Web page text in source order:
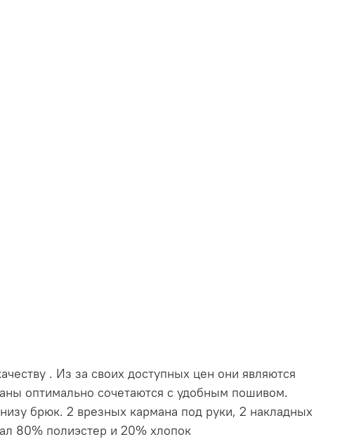
. Из за своих доступных цен они являются
оптимально сочетаются с удобным пошивом.
брюк. 2 врезных кармана под руки, 2 накладных
80% полиэстер и 20% хлопок